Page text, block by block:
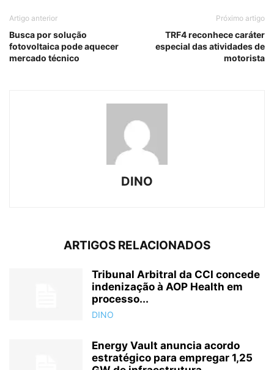
Artigo anterior
Busca por solução
fotovoltaica pode aquecer
mercado técnico
Próximo artigo
TRF4 reconhece caráter
especial das atividades de
motorista
DINO
ARTIGOS RELACIONADOS
Tribunal Arbitral da CCI concede
indenização à AOP Health em
processo...
DINO
Energy Vault anuncia acordo
estratégico para empregar 1,25